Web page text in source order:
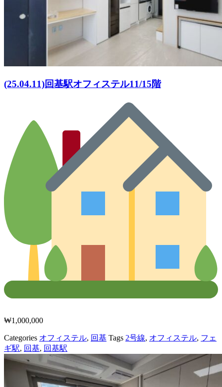
(25.04.11)回基駅オフィステル11/15階
₩1,000,000
Categories オフィステル, 回基 Tags 2号線, オフィステル, フェ
ギ駅, 回基, 回基駅